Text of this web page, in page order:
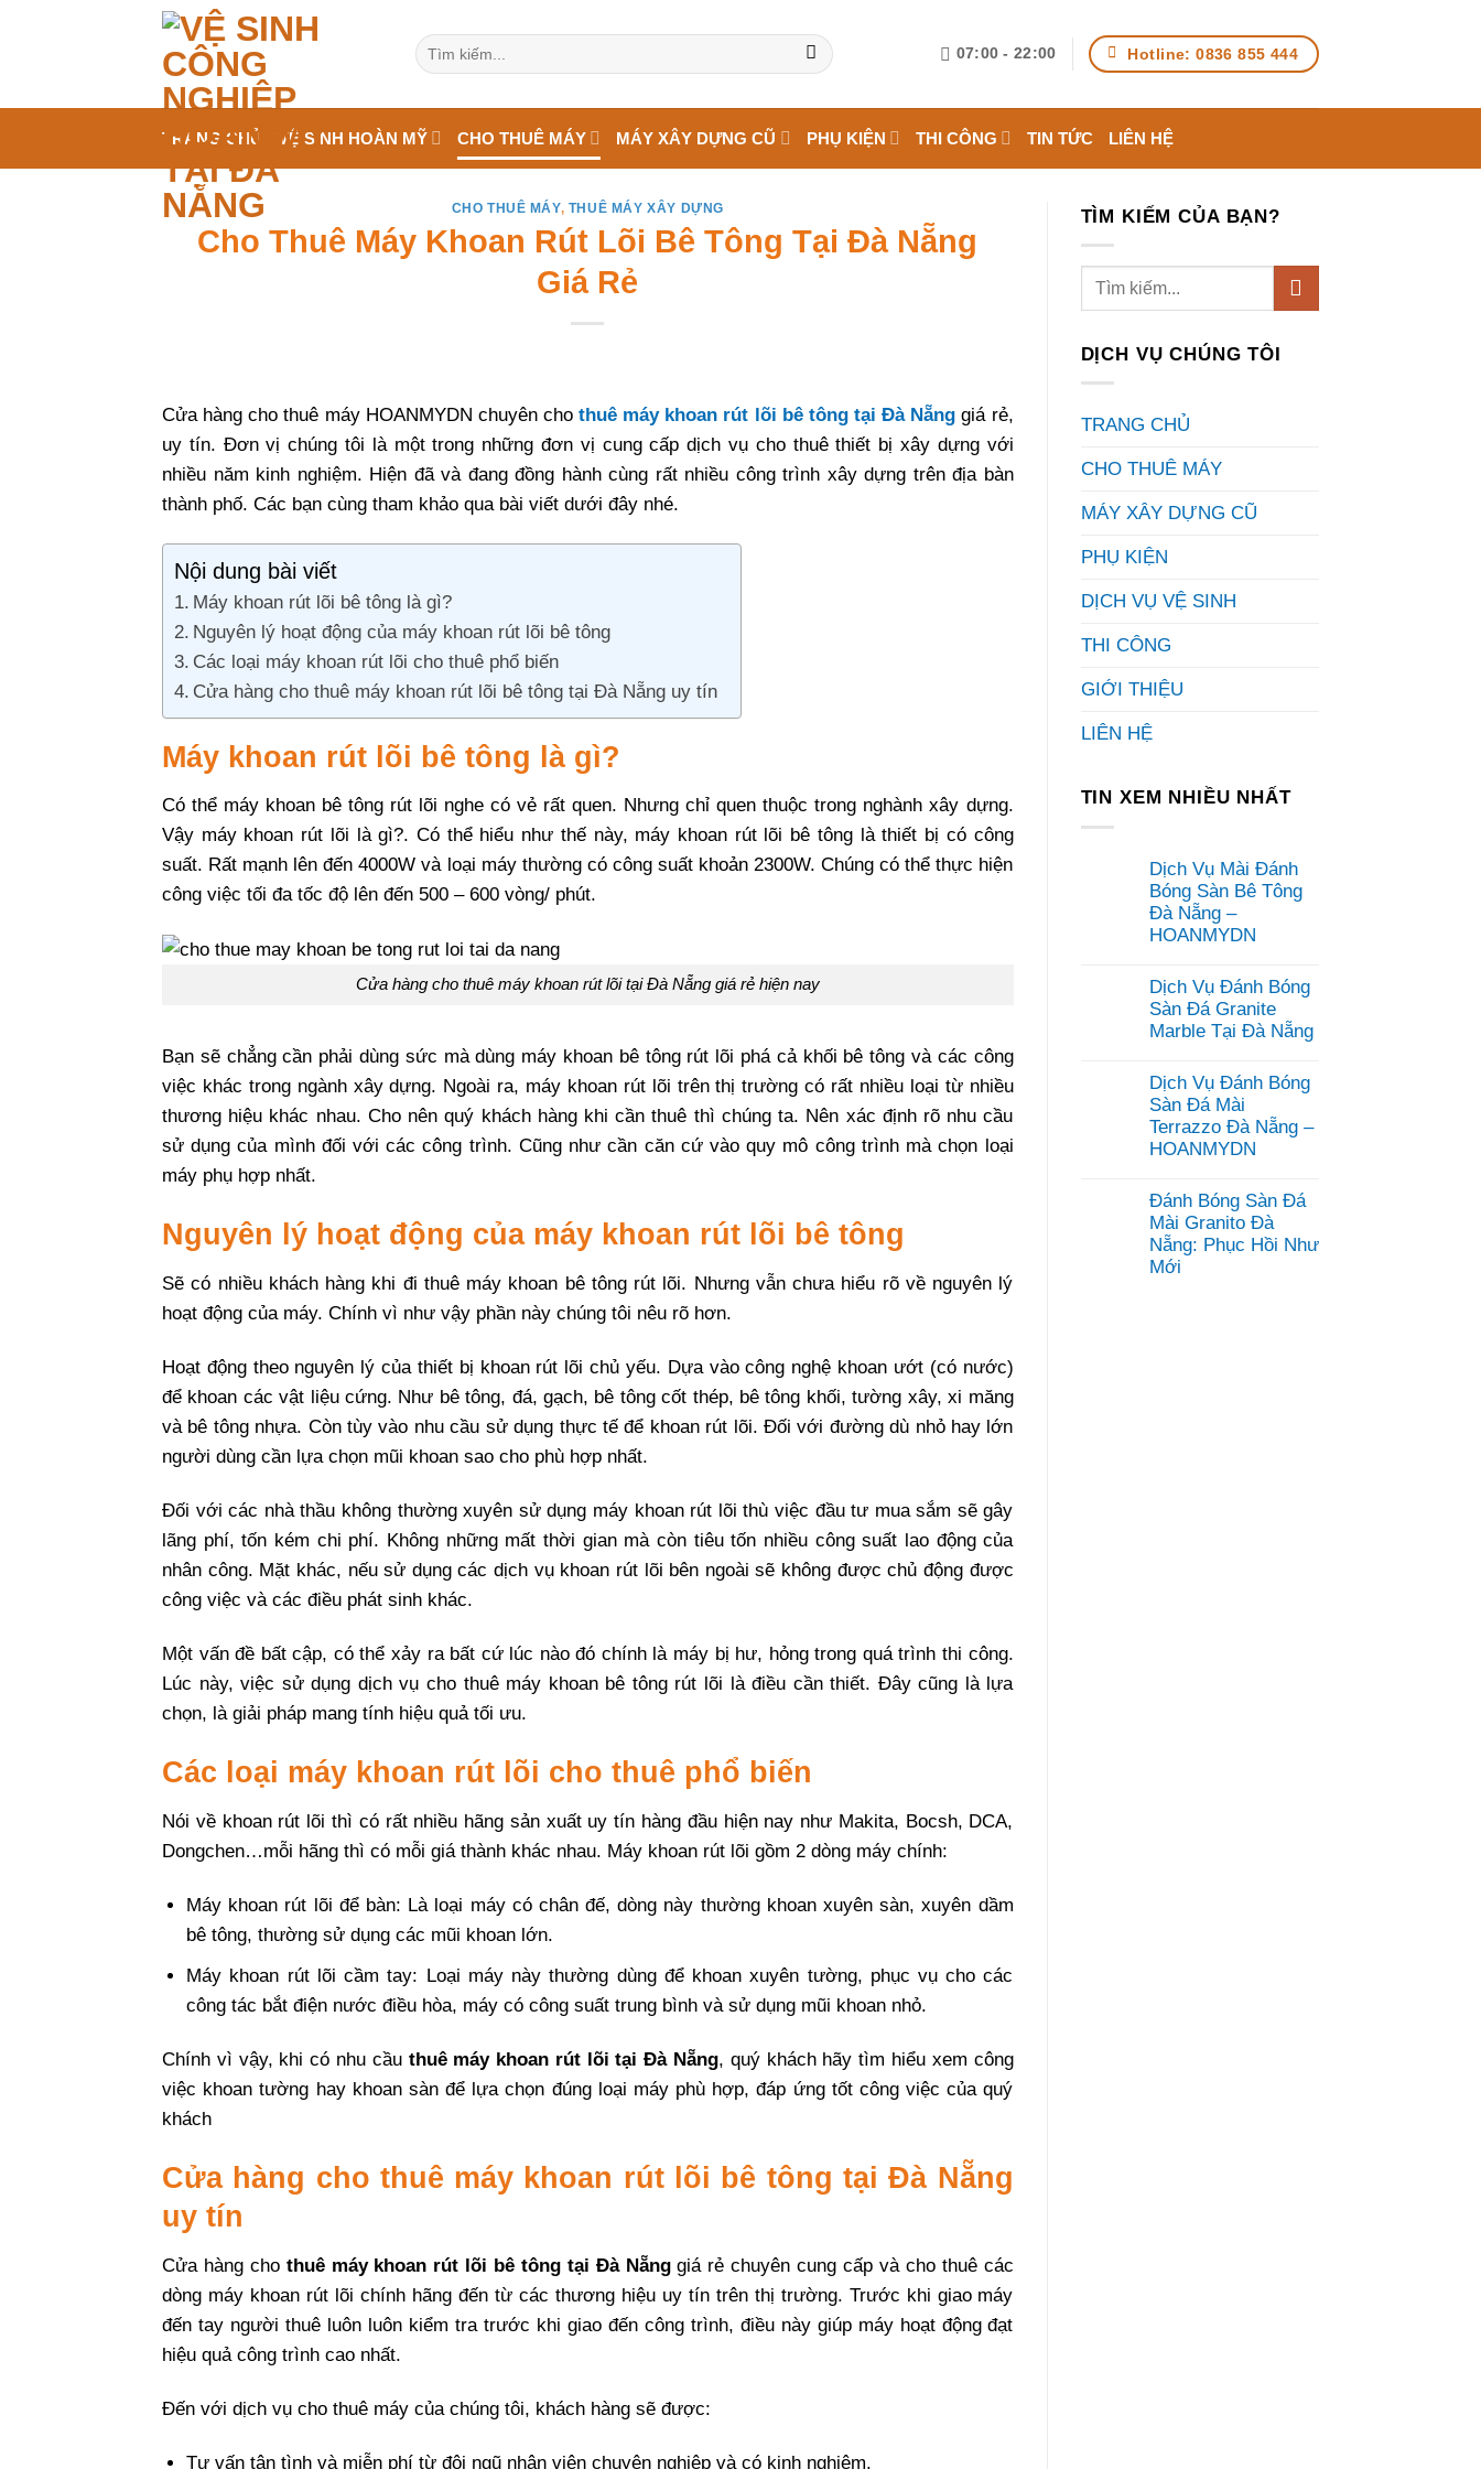
dung
Tìm
kiếm:
07:00 - 22:00 Hotline: 0836 855 444
TRANG CHỦ VỆ SINH HOÀN MỸ CHO THUÊ MÁY MÁY XÂY DỰNG CŨ PHỤ KIỆN THI CÔNG TIN TỨC LIÊN HỆ
CHO THUÊ MÁY, THUÊ MÁY XÂY DỰNG
Cho Thuê Máy Khoan Rút Lõi Bê Tông Tại Đà Nẵng
Giá Rẻ
Cửa hàng cho thuê máy HOANMYDN chuyên chothuê máy khoan rút lõi bê tông tại Đà Nẵng giá rẻ,
uy tín. Đơn vị chúng tôi là một trong những đơn vị cung cấp dịch vụ cho thuê thiết bị xây dựng với
nhiều năm kinh nghiệm. Hiện đã và đang đồng hành cùng rất nhiều công trình xây dựng trên địa bàn
thành phố. Các bạn cùng tham khảo qua bài viết dưới đây nhé.
Nội dung bài viết
Máy khoan rút lõi bê tông là gì?
Nguyên lý hoạt động của máy khoan rút lõi bê tông
Các loại máy khoan rút lõi cho thuê phổ biến
Cửa hàng cho thuê máy khoan rút lõi bê tông tại Đà Nẵng uy tín
Máy khoan rút lõi bê tông là gì?
Có thể máy khoan bê tông rút lõi nghe có vẻ rất quen. Nhưng chỉ quen thuộc trong nghành xây dựng.
Vậy máy khoan rút lõi là gì?. Có thể hiểu như thế này, máy khoan rút lõi bê tông là thiết bị có công
suất. Rất mạnh lên đến 4000W và loại máy thường có công suất khoản 2300W. Chúng có thể thực hiện
công việc tối đa tốc độ lên đến 500 – 600 vòng/ phút.
Cửa hàng cho thuê máy khoan rút lõi tại Đà Nẵng giá rẻ hiện nay
Bạn sẽ chẳng cần phải dùng sức mà dùng máy khoan bê tông rút lõi phá cả khối bê tông và các công
việc khác trong ngành xây dựng. Ngoài ra, máy khoan rút lõi trên thị trường có rất nhiều loại từ nhiều
thương hiệu khác nhau. Cho nên quý khách hàng khi cần thuê thì chúng ta. Nên xác định rõ nhu cầu
sử dụng của mình đối với các công trình. Cũng như cần căn cứ vào quy mô công trình mà chọn loại
máy phụ hợp nhất.
Nguyên lý hoạt động của máy khoan rút lõi bê tông
Sẽ có nhiều khách hàng khi đi thuê máy khoan bê tông rút lõi. Nhưng vẫn chưa hiểu rõ về nguyên lý
hoạt động của máy. Chính vì như vậy phần này chúng tôi nêu rõ hơn.
Hoạt động theo nguyên lý của thiết bị khoan rút lõi chủ yếu. Dựa vào công nghệ khoan ướt (có nước)
để khoan các vật liệu cứng. Như bê tông, đá, gạch, bê tông cốt thép, bê tông khối, tường xây, xi măng
và bê tông nhựa. Còn tùy vào nhu cầu sử dụng thực tế để khoan rút lõi. Đối với đường dù nhỏ hay lớn
người dùng cần lựa chọn mũi khoan sao cho phù hợp nhất.
Đối với các nhà thầu không thường xuyên sử dụng máy khoan rút lõi thù việc đầu tư mua sắm sẽ gây
lãng phí, tốn kém chi phí. Không những mất thời gian mà còn tiêu tốn nhiều công suất lao động của
nhân công. Mặt khác, nếu sử dụng các dịch vụ khoan rút lõi bên ngoài sẽ không được chủ động được
công việc và các điều phát sinh khác.
Một vấn đề bất cập, có thể xảy ra bất cứ lúc nào đó chính là máy bị hư, hỏng trong quá trình thi công.
Lúc này, việc sử dụng dịch vụ cho thuê máy khoan bê tông rút lõi là điều cần thiết. Đây cũng là lựa
chọn, là giải pháp mang tính hiệu quả tối ưu.
Các loại máy khoan rút lõi cho thuê phổ biến
Nói về khoan rút lõi thì có rất nhiều hãng sản xuất uy tín hàng đầu hiện nay như Makita, Bocsh, DCA,
Dongchen…mỗi hãng thì có mỗi giá thành khác nhau. Máy khoan rút lõi gồm 2 dòng máy chính:
Máy khoan rút lõi để bàn: Là loại máy có chân đế, dòng này thường khoan xuyên sàn, xuyên dầm
bê tông, thường sử dụng các mũi khoan lớn.
Máy khoan rút lõi cầm tay: Loại máy này thường dùng để khoan xuyên tường, phục vụ cho các
công tác bắt điện nước điều hòa, máy có công suất trung bình và sử dụng mũi khoan nhỏ.
Chính vì vậy, khi có nhu cầu thuê máy khoan rút lõi tại Đà Nẵng, quý khách hãy tìm hiểu xem công
việc khoan tường hay khoan sàn để lựa chọn đúng loại máy phù hợp, đáp ứng tốt công việc của quý
khách
Cửa hàng cho thuê máy khoan rút lõi bê tông tại Đà Nẵng
uy tín
Cửa hàng cho thuê máy khoan rút lõi bê tông tại Đà Nẵnggiá rẻ chuyên cung cấp và cho thuê các
dòng máy khoan rút lõi chính hãng đến từ các thương hiệu uy tín trên thị trường. Trước khi giao máy
đến tay người thuê luôn luôn kiểm tra trước khi giao đến công trình, điều này giúp máy hoạt động đạt
hiệu quả công trình cao nhất.
Đến với dịch vụ cho thuê máy của chúng tôi, khách hàng sẽ được:
Tư vấn tận tình và miễn phí từ đội ngũ nhân viên chuyên nghiệp và có kinh nghiệm.
TÌM KIẾM CỦA BẠN?
DỊCH VỤ CHÚNG TÔI
TRANG CHỦ
CHO THUÊ MÁY
MÁY XÂY DỰNG CŨ
PHỤ KIỆN
DỊCH VỤ VỆ SINH
THI CÔNG
GIỚI THIỆU
LIÊN HỆ
TIN XEM NHIỀU NHẤT
Dịch Vụ Mài Đánh
Bóng Sàn Bê Tông
Đà Nẵng –
HOANMYDN
bình
luận
ở
Dịch
Đánh
Bóng
Sàn
Bê
Tông
Đà
HOANMYDN
Dịch Vụ Đánh Bóng
Sàn Đá Granite
Marble Tại Đà Nẵng
bình
luận
ở
Dịch
Vụ
Sàn
Đá
Granite
Marble
Tại
Đà
Dịch Vụ Đánh Bóng
Sàn Đá Mài
Terrazzo Đà Nẵng –
HOANMYDN
bình
luận
ở
Dịch
Vụ
Đánh Bóng Sàn Đá
Mài Granito Đà
Nẵng: Phục Hồi Như
Mới